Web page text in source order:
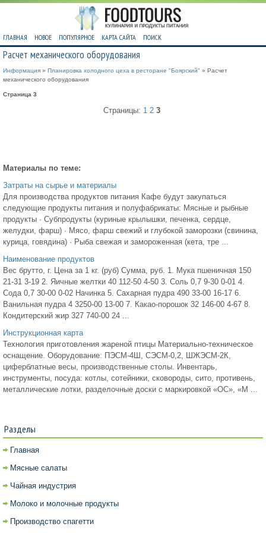
ГЛАВНАЯ НОВОЕ ПОПУЛЯРНОЕ КАРТА САЙТА ПОИСК
Расчет механического оборудования
Информация » Планировка холодного цеха в ресторане "Боярский" » Расчет
механического оборудования
Страница 3
Страницы: 1 2 3
Материалы по теме:
Затраты на сырье и материалы
Для производства продуктов питания Кафе будут закупаться
следующие продукты питания и полуфабрикаты: Мясные и рыбные
продукты · Субпродукты (куриные крылышки, печенка, сердце,
желудки, фарш) · Мясо, фарш свежий и глубокой заморозки (свинина,
курица, говядина) · Рыба свежая и замороженная (кета, тре ...
Наименование продуктов
Вес брутто, г. Цена за 1 кг. (руб) Сумма, руб. 1. Мука пшеничная 150
21-31 3-19 2. Яичные желтки 40 112-50 4-50 3. Соль 0,7 9-30 0-01 4.
Сода 0,7 30-00 0-02 Начинка 5. Сахарная пудра 490 33-00 16-17 6.
Ванильная пудра 4 3250-00 13-00 7. Какао-порошок 32 146-00 4-67 8.
Кондитерский жир 327 740-00 24 ...
Инструкционная карта
Технология приготовления жареной птицы Материально-техническое
оснащение. Оборудование: ПЭСМ-4Ш, СЭСМ-0,2, ШЖЭСМ-2К,
циферблатные весы, производственные столы. Инвентарь,
инструменты, посуда: котлы, сотейники, сковороды, сито, противень,
металлические лотки, разделочные доски с маркировкой «ОС», «М ...
Разделы
Главная
Мясные салаты
Чайная индустрия
Молоко и молочные продукты
Производство спагетти